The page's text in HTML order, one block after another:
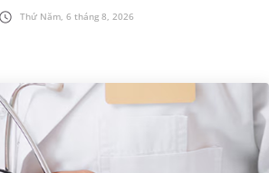
Thứ Năm, 6 tháng 8, 2026
khác. Dựa theo nguyên nhân cụ thể, bác sĩ sẽ
cân nhắc chỉ định p...